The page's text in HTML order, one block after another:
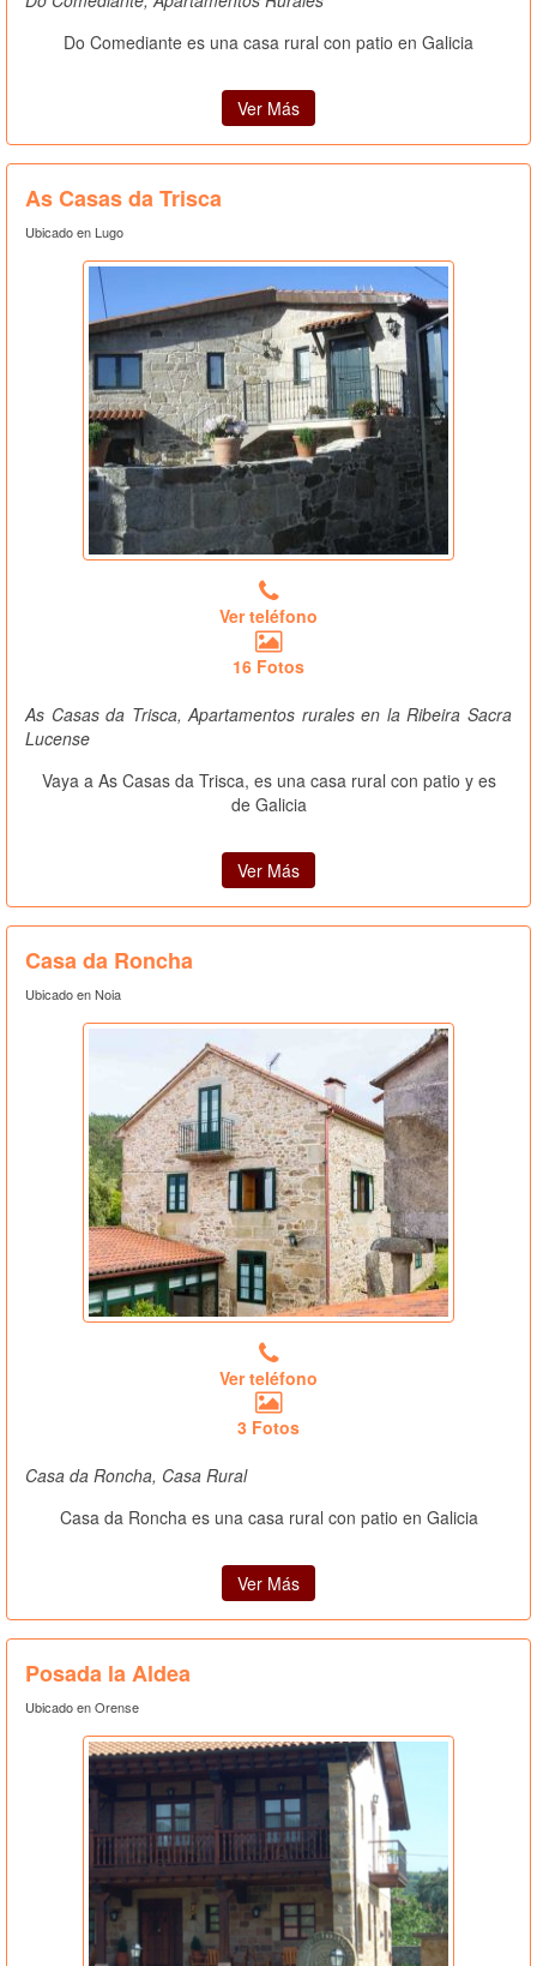
Do Comediante es una casa rural con patio en Galicia
Ver Más
As Casas da Trisca
Ubicado en Lugo
Ver teléfono
16 Fotos
As Casas da Trisca, Apartamentos rurales en la Ribeira Sacra
Lucense
Vaya a As Casas da Trisca, es una casa rural con patio y es
de Galicia
Ver Más
Casa da Roncha
Ubicado en Noia
Ver teléfono
3 Fotos
Casa da Roncha, Casa Rural
Casa da Roncha es una casa rural con patio en Galicia
Ver Más
Posada la Aldea
Ubicado en Orense